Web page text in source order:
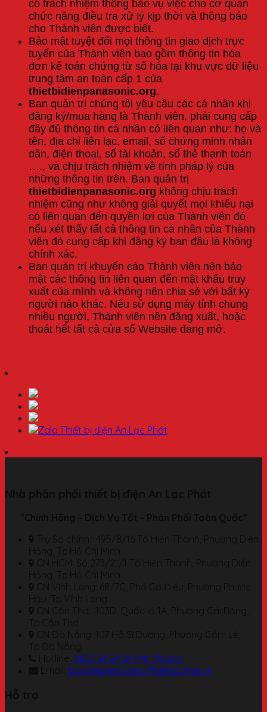
có trách nhiệm thông báo vụ việc cho cơ quan
chức năng điều tra xử lý kịp thời và thông báo
cho Thành viên được biết.
Bảo mật tuyệt đối mọi thông tin giao dịch trực
tuyến của Thành viên bao gồm thông tin hóa
đơn kế toán chứng từ số hóa tại khu vực dữ liệu
trung tâm an toàn cấp 1 của
thietbidienpanasonic.org.
Ban quản trị chúng tôi yêu cầu các cá nhân khi
đăng ký/mua hàng là Thành viên, phải cung cấp
đầy đủ thông tin cá nhân có liên quan như: họ và
tên, địa chỉ liên lạc, email, số chứng minh nhân
dân, điện thoại, số tài khoản, số thẻ thanh toán
…., và chịu trách nhiệm về tính pháp lý của
những thông tin trên. Ban quản trị
thietbidienpanasonic.org không chịu trách
nhiệm cũng như không giải quyết mọi khiếu nại
có liên quan đến quyền lợi của Thành viên đó
nếu xét thấy tất cả thông tin cá nhân của Thành
viên đó cung cấp khi đăng ký ban đầu là không
chính xác.
Ban quản trị khuyến cáo Thành viên nên bảo
mật các thông tin liên quan đến mật khẩu truy
xuất của mình và không nên chia sẻ với bất kỳ
người nào khác. Nếu sử dụng máy tính chung
nhiều người, Thành viên nên đăng xuất, hoặc
thoát hết tất cả cửa sổ Website đang mở.
0827 24 24 24 (Mr. Thuận)
baogiapanasonic@anlacphat.vn